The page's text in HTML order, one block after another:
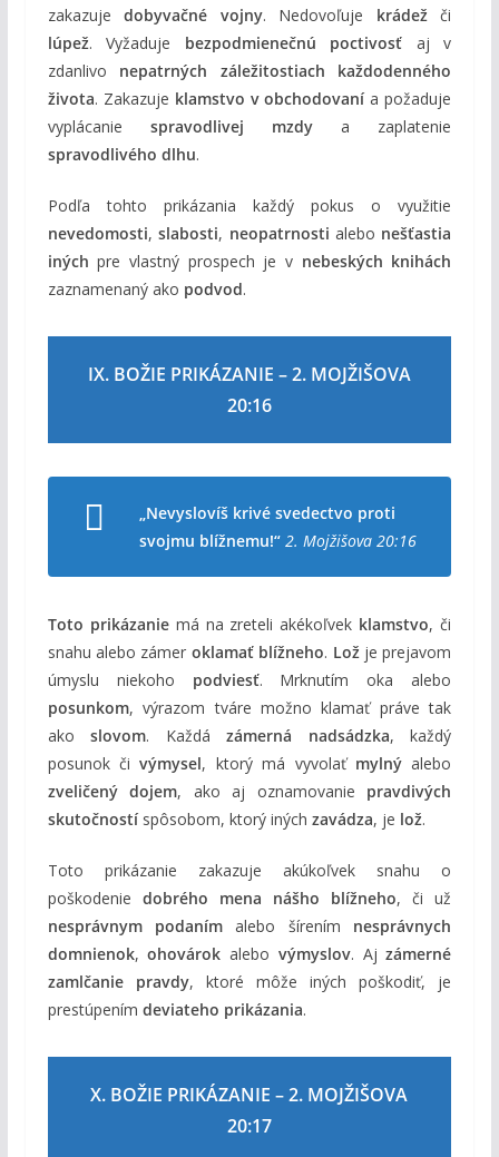
zakazujedobyvačné vojny. Nedovoľuje krádežči
lúpež. Vyžaduje bezpodmienečnú poctivosť aj v
zdanlivo nepatrných záležitostiach každodenného
života. Zakazuje klamstvo v obchodovaní a požaduje
vyplácanie spravodlivej mzdy a zaplatenie
spravodlivého dlhu.
Podľa tohto prikázania každý pokus o využitie
nevedomosti,slabosti, neopatrnosti alebo nešťastia
iných pre vlastný prospech je v nebeských knihách
zaznamenaný ako podvod.
IX. BOŽIE PRIKÁZANIE – 2. MOJŽIŠOVA
20:16
„Nevyslovíš krivé svedectvo proti
svojmu blížnemu!“ 2. Mojžišova 20:16
Toto prikázaniemá na zreteli akékoľvek klamstvo, či
snahu alebo zámer oklamať blížneho. Ložje prejavom
úmyslu niekoho podviesť. Mrknutím oka alebo
posunkom, výrazom tváre možno klamať práve tak
akoslovom. Každázámerná nadsádzka, každý
posunok čivýmysel, ktorý má vyvolať mylnýalebo
zveličený dojem, ako aj oznamovanie pravdivých
skutočnostíspôsobom, ktorý iných zavádza, je lož.
Toto prikázanie zakazuje akúkoľvek snahu o
poškodenie dobrého mena nášho blížneho, či už
nesprávnym podaním alebo šírením nesprávnych
domnienok,ohovárok alebo výmyslov. Ajzámerné
zamlčanie pravdy, ktoré môže iných poškodiť, je
prestúpením deviateho prikázania.
X. BOŽIE PRIKÁZANIE – 2. MOJŽIŠOVA
20:17